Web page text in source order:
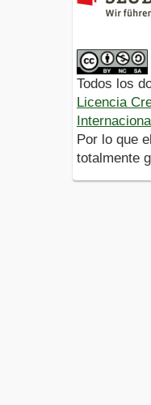
Todos los
Licencia
Por lo que
totalmente